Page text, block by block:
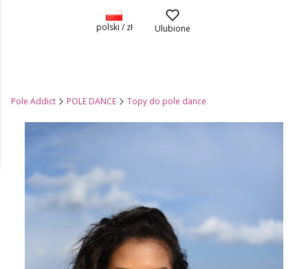
polski / zł Ulubione
Pole Addict POLE DANCE Topy do pole dance